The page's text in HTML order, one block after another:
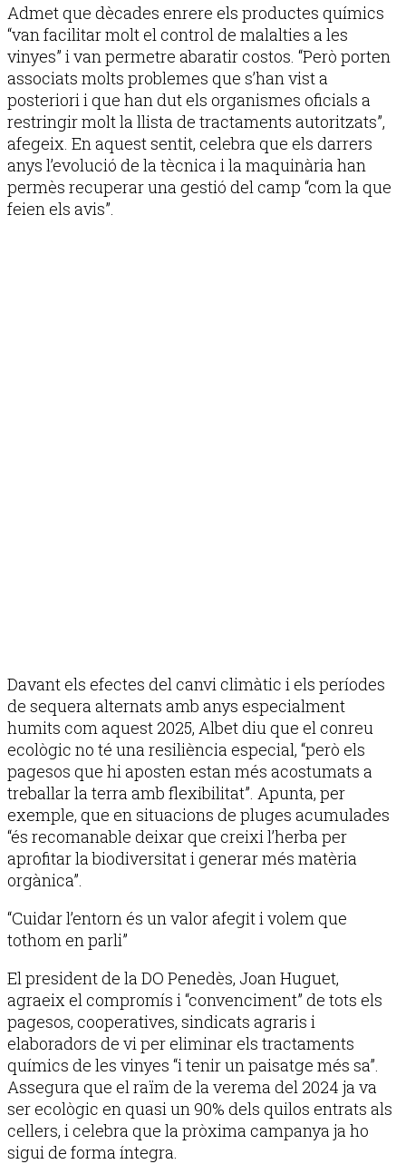
Admet que dècades enrere els productes químics
“van facilitar molt el control de malalties a les
vinyes” i van permetre abaratir costos. “Però porten
associats molts problemes que s’han vist a
posteriori i que han dut els organismes oficials a
restringir molt la llista de tractaments autoritzats”,
afegeix. En aquest sentit, celebra que els darrers
anys l’evolució de la tècnica i la maquinària han
permès recuperar una gestió del camp “com la que
feien els avis”.
Davant els efectes del canvi climàtic i els períodes
de sequera alternats amb anys especialment
humits com aquest 2025, Albet diu que el conreu
ecològic no té una resiliència especial, “però els
pagesos que hi aposten estan més acostumats a
treballar la terra amb flexibilitat”. Apunta, per
exemple, que en situacions de pluges acumulades
“és recomanable deixar que creixi l’herba per
aprofitar la biodiversitat i generar més matèria
orgànica”.
“Cuidar l’entorn és un valor afegit i volem que
tothom en parli”
El president de la DO Penedès, Joan Huguet,
agraeix el compromís i “convenciment” de tots els
pagesos, cooperatives, sindicats agraris i
elaboradors de vi per eliminar els tractaments
químics de les vinyes “i tenir un paisatge més sa”.
Assegura que el raïm de la verema del 2024 ja va
ser ecològic en quasi un 90% dels quilos entrats als
cellers, i celebra que la pròxima campanya ja ho
sigui de forma íntegra.